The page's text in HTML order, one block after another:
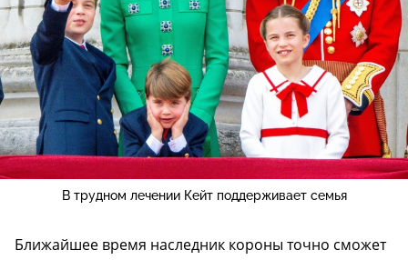
В трудном лечении Кейт поддерживает семья
Ближайшее время наследник короны точно сможет